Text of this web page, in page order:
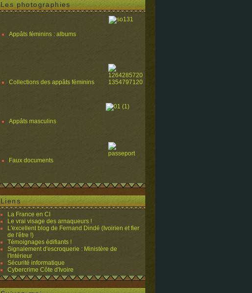
Les photographies
Appâts féminins : albums
Collections des appâts féminins
Appâts masculins
Faux documents
Liens
La France en CI
Le vrai visage des arnaqueurs !
L'excellent blog de Fernand Dindé (Ivoirien et fier
de l'être !)
Témoignages édifiants !
Signalement d'escroquerie : Ministère de
l'Intérieur
Sécurité informatique
Cybercrime Côte d'Ivoire